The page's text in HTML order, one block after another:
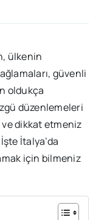
ülkenin
güvenli
oldukça
düzenlemeleri
dikkat etmeniz
İtalya’da
için bilmeniz